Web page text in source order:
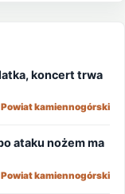
koncert trwa
Powiat kamiennogórski
ataku nożem ma
Powiat kamiennogórski